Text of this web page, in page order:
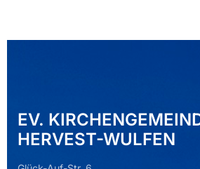
EV.
HERVEST-WULFEN